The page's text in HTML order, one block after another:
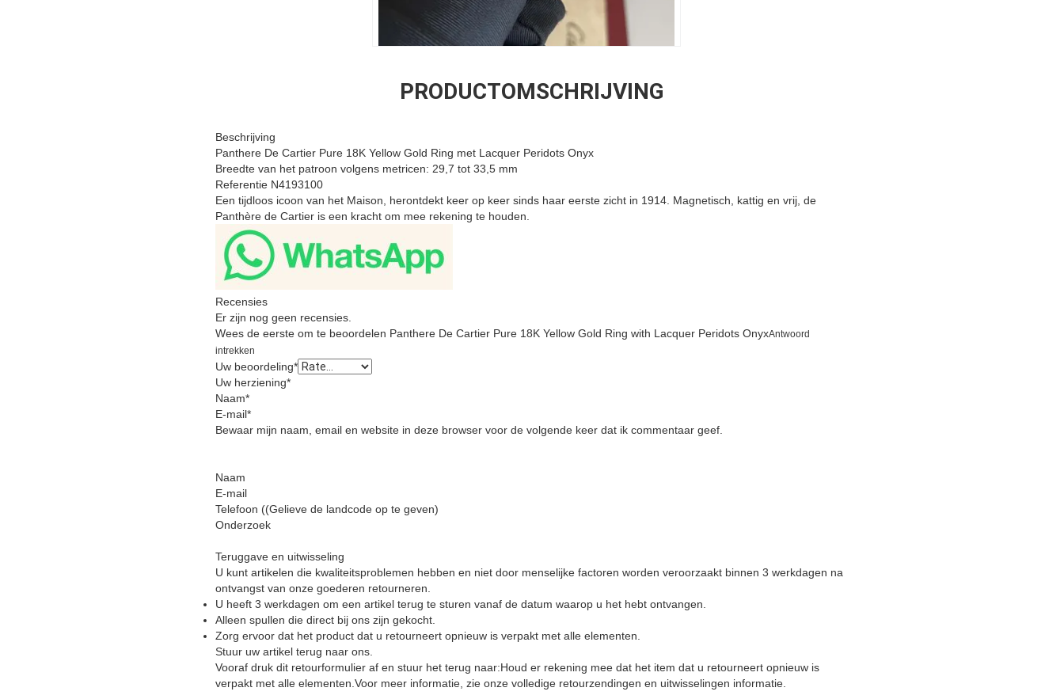
PRODUCTOMSCHRIJVING
Beschrijving
Panthere De Cartier Pure 18K Yellow Gold Ring met Lacquer Peridots Onyx
Breedte van het patroon volgens metricen: 29,7 tot 33,5 mm
Referentie N4193100
Een tijdloos icoon van het Maison, herontdekt keer op keer sinds haar eerste zicht in 1914. Magnetisch, kattig en vrij, de
Panthère de Cartier is een kracht om mee rekening te houden.
Recensies
Er zijn nog geen recensies.
Wees de eerste om te beoordelen Panthere De Cartier Pure 18K Yellow Gold Ring with Lacquer Peridots OnyxAntwoord
intrekken
Uw beoordeling*
Uw herziening*
Naam*
E-mail*
Bewaar mijn naam, email en website in deze browser voor de volgende keer dat ik commentaar geef.
Naam
E-mail
Telefoon ((Gelieve de landcode op te geven)
Onderzoek
Teruggave en uitwisseling
U kunt artikelen die kwaliteitsproblemen hebben en niet door menselijke factoren worden veroorzaakt binnen 3 werkdagen na
ontvangst van onze goederen retourneren.
U heeft 3 werkdagen om een artikel terug te sturen vanaf de datum waarop u het hebt ontvangen.
Alleen spullen die direct bij ons zijn gekocht.
Zorg ervoor dat het product dat u retourneert opnieuw is verpakt met alle elementen.
Stuur uw artikel terug naar ons.
Vooraf druk dit retourformulier af en stuur het terug naar:Houd er rekening mee dat het item dat u retourneert opnieuw is
verpakt met alle elementen. Voor meer informatie, zie onze volledige retourzendingen en uitwisselingen informatie.